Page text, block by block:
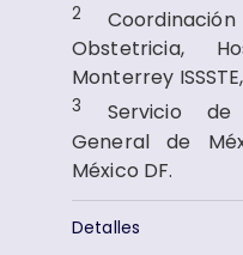
2
Obstetricia,
Monterrey
3 Servicio de
General de
México DF.
Detalles